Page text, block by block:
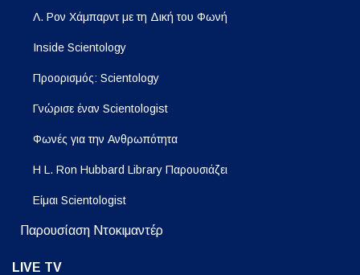
Λ. Ρον Χάμπαρντ με τη Δική του Φωνή
Inside Scientology
Προορισμός: Scientology
Γνώρισε έναν Scientologist
Φωνές για την Ανθρωπότητα
Η L. Ron Hubbard Library Παρουσιάζει
Είμαι Scientologist
Παρουσίαση Ντοκιμαντέρ
LIVE TV